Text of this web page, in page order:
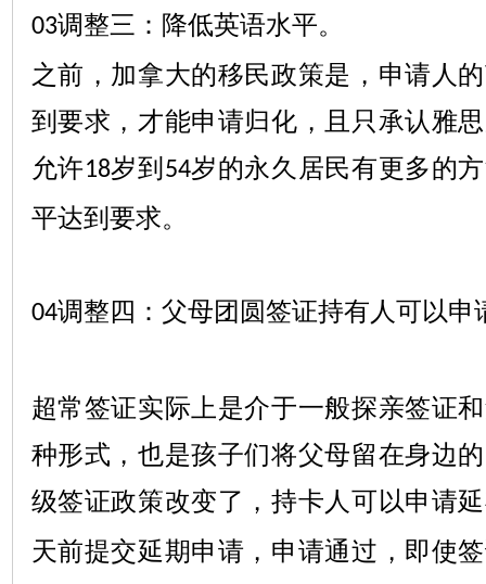
03调整三：降低英语水平。
之前，加拿大的移民政策是，申请人
到要求，才能申请归化，且只承认雅
允许18岁到 54岁的永久居民有更多的
平达到要求。
04调整四：父母团圆签证持有人可以申
超常签证实际上是介于一般探亲签证
种形式，也是孩子们将父母留在身边
级签证政策改变了，持卡人可以申请
天前提交延期申请，申请通过，即使